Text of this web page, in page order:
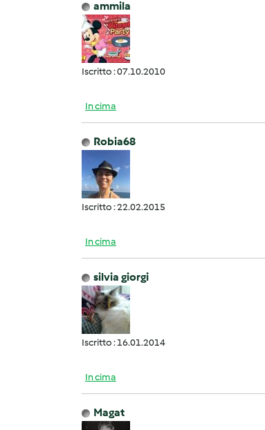
ammila
Iscritto : 07.10.2010
In cima
Robia68
Iscritto : 22.02.2015
In cima
silvia giorgi
Iscritto : 16.01.2014
In cima
Magat